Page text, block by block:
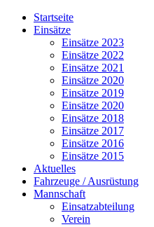
Startseite
Einsätze
Einsätze 2023
Einsätze 2022
Einsätze 2021
Einsätze 2020
Einsätze 2019
Einsätze 2020
Einsätze 2018
Einsätze 2017
Einsätze 2016
Einsätze 2015
Aktuelles
Fahrzeuge / Ausrüstung
Mannschaft
Einsatzabteilung
Verein
Monat
JahrMonat